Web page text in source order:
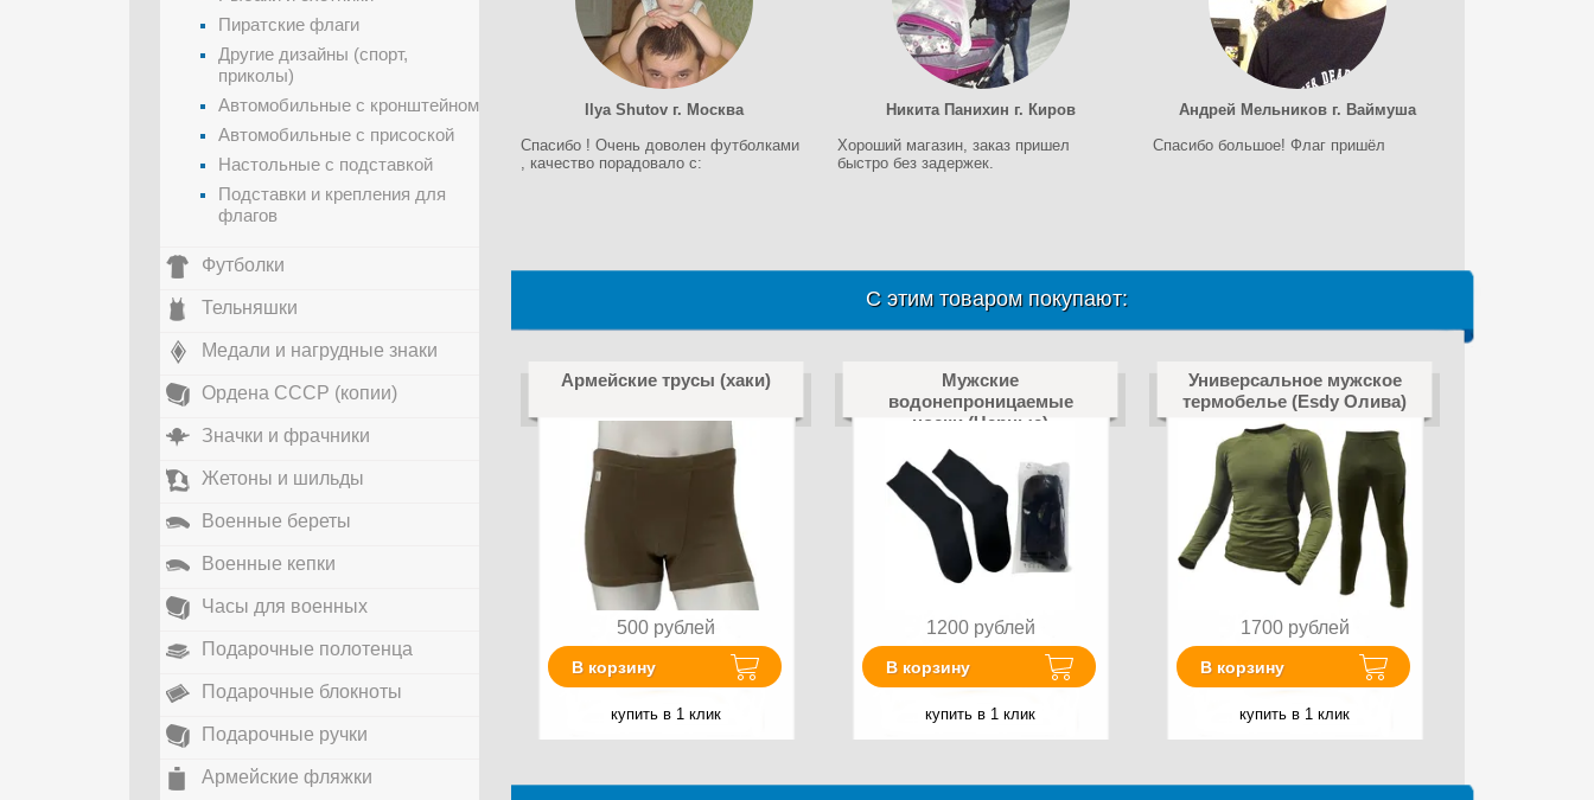
Ilya Shutov г. Москва
Спасибо ! Очень доволен футболками
, качество порадовало c:
Никита Панихин г. Киров
Хороший магазин, заказ пришел
быстро без задержек.
Андрей Мельников г. Ваймуша
Спасибо большое! Флаг пришёл
С этим товаром покупают:
Армейские трусы (хаки)
500 рублей
В корзину
купить в 1 клик
Мужские
водонепроницаемые
носки (Черные)
1200 рублей
В корзину
купить в 1 клик
Универсальное мужское
термобелье (Esdy Олива)
1700 рублей
В корзину
купить в 1 клик
Пиратские флаги
Другие дизайны (спорт,
приколы)
Автомобильные с кронштейном
Автомобильные с присоской
Настольные с подставкой
Подставки и крепления для
флагов
Футболки
Тельняшки
Медали и нагрудные знаки
Ордена СССР (копии)
Значки и фрачники
Жетоны и шильды
Военные береты
Военные кепки
Часы для военных
Подарочные полотенца
Подарочные блокноты
Подарочные ручки
Армейские фляжки